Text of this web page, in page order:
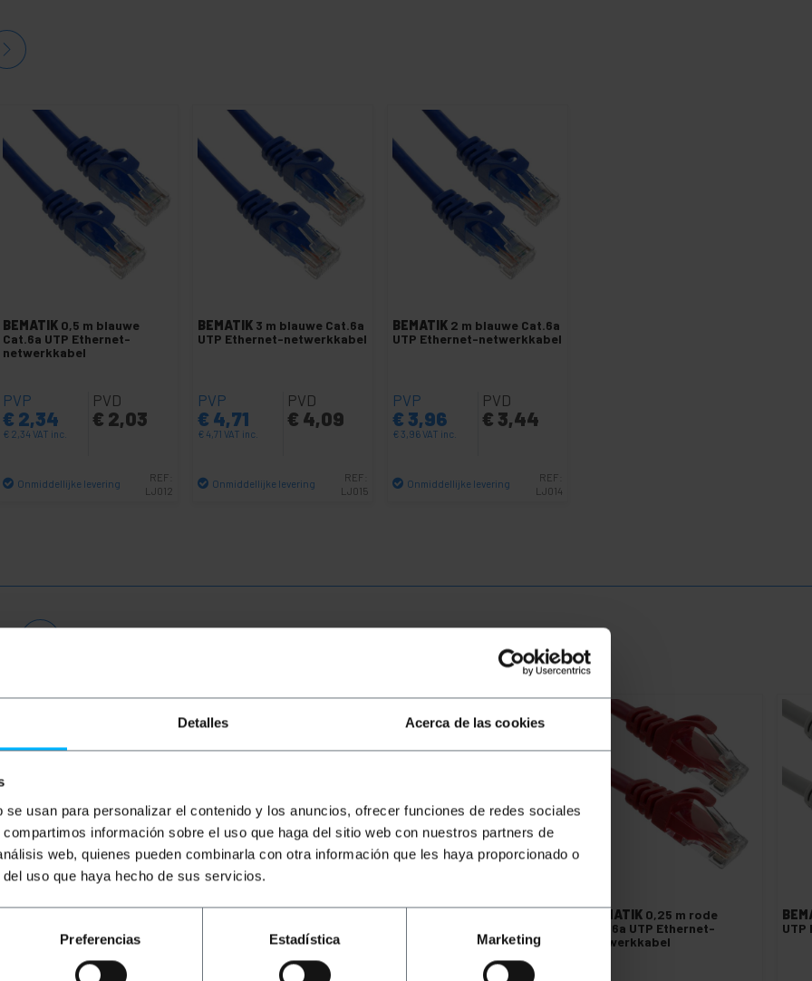
Detalles Acerca de las cookies
usan para personalizar el contenido y los anuncios, ofrecer funciones de redes sociales
información sobre el uso que haga del sitio web con nuestros partners de
web, quienes pueden combinarla con otra información que les haya proporcionado o
uso que haya hecho de sus servicios.
Preferencias Estadística Marketing
BEMATIK 0,5 m blauwe
Cat.6a UTP Ethernet-
netwerkkabel
PVP
€ 2,34
€ 2,34 VAT inc.
PVD
€ 2,03
Onmiddellijke levering
REF:
LJ012
BEMATIK 3 m blauwe Cat.6a
UTP Ethernet-netwerkkabel
PVP
€ 4,71
€ 4,71 VAT inc.
PVD
€ 4,09
Onmiddellijke levering
REF:
LJ015
BEMATIK 2 m blauwe Cat.6a
UTP Ethernet-netwerkkabel
PVP
€ 3,96
€ 3,96VAT inc.
PVD
€ 3,44
Onmiddellijke levering
REF:
LJ014
BEMATIK 0,25 m rode
Cat.6a UTP Ethernet-
netwerkkabel